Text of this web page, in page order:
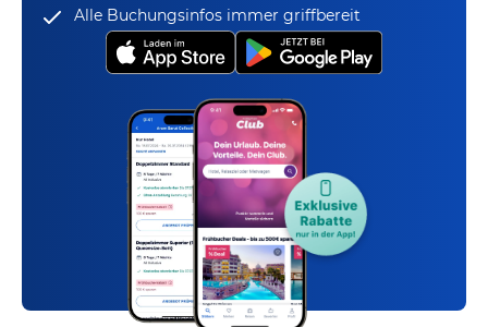
Alle Buchungsinfos immer griffbereit